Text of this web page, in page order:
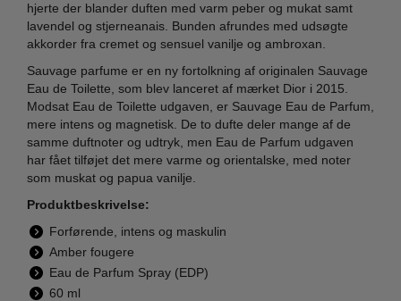
hjerte der blander duften med varm peber og mukat samt
lavendel og stjerneanais. Bunden afrundes med udsøgte
akkorder fra cremet og sensuel vanilje og ambroxan.
Sauvage parfume er en ny fortolkning af originalen Sauvage
Eau de Toilette, som blev lanceret af mærket Dior i 2015.
Modsat Eau de Toilette udgaven, er Sauvage Eau de Parfum,
mere intens og magnetisk. De to dufte deler mange af de
samme duftnoter og udtryk, men Eau de Parfum udgaven
har fået tilføjet det mere varme og orientalske, med noter
som muskat og papua vanilje.
Produktbeskrivelse:
Forførende, intens og maskulin
Amber fougere
Eau de Parfum Spray (EDP)
60 ml